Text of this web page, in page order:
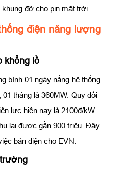
pin mặt trời
điện năng lượng
khổng lồ
bình 01 ngày nắng hệ thống
tháng là 360MW. Quy đổi
lực hiện nay là 2100đ/kW.
lại được gần 900 triệu. Đây
bán điện cho EVN.